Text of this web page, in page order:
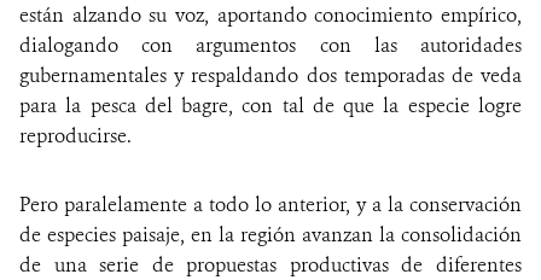
están alzando su voz, aportando conocimiento empírico,
dialogando con argumentos con las autoridades
gubernamentales y respaldando dos temporadas de veda
para la pesca del bagre, con tal de que la especie logre
reproducirse.
Pero paralelamente a todo lo anterior, y a la conservación
de especies paisaje, en la región avanzan la consolidación
de una serie de propuestas productivas de diferentes